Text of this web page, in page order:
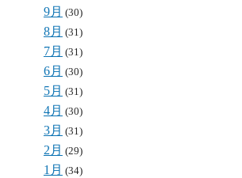
9月 (30)
8月 (31)
7月 (31)
6月 (30)
5月 (31)
4月 (30)
3月 (31)
2月 (29)
1月 (34)